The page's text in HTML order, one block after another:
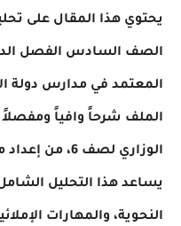
يحتوي هذا المقال على
المعتمد في مدارس دولة
الملف شرحاً وافياً ومفصلاً
الوزاري لصف
يساعد هذا التحليل
النحوية، والمهارات